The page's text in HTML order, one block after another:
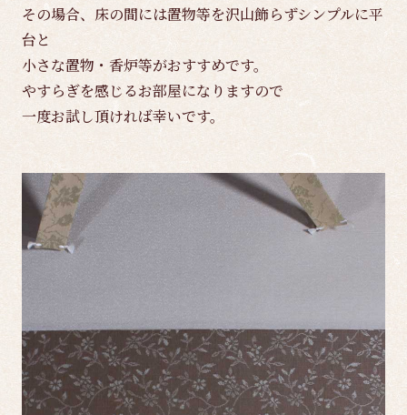
その場合、床の間には置物等を沢山飾らずシンプルに平
台と
小さな置物・香炉等がおすすめです。
やすらぎを感じるお部屋になりますので
一度お試し頂ければ幸いです。